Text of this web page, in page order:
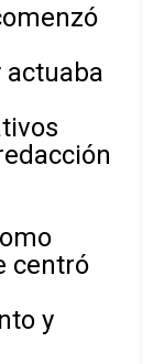
actuaba
centró
y